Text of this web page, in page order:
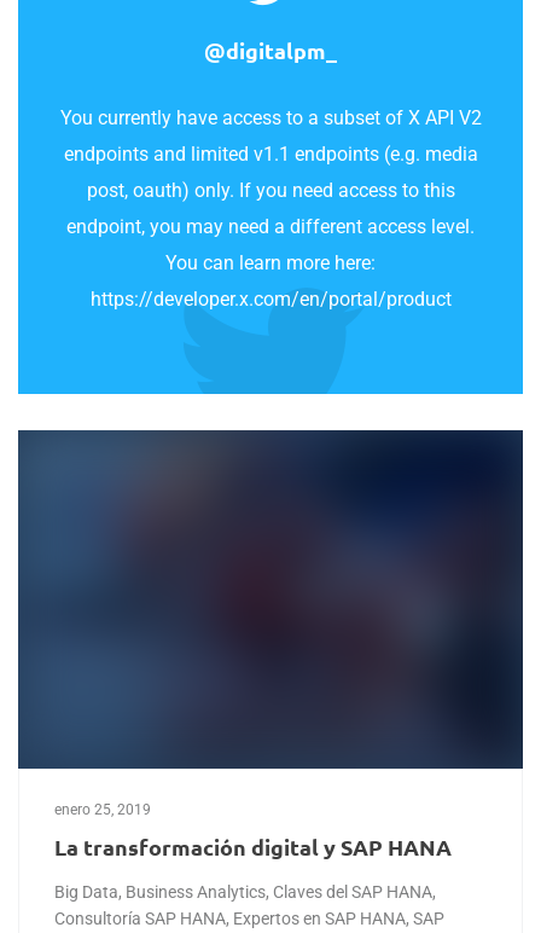
@digitalpm_
You currently have access to a subset of X API V2
endpoints and limited v1.1 endpoints (e.g. media
post, oauth) only. If you need access to this
endpoint, you may need a different access level.
You can learn more here:
https://developer.x.com/en/portal/product
enero 25, 2019
La transformación digital y SAP HANA
Big Data, Business Analytics, Claves del SAP HANA,
Consultoría SAP HANA, Expertos en SAP HANA, SAP